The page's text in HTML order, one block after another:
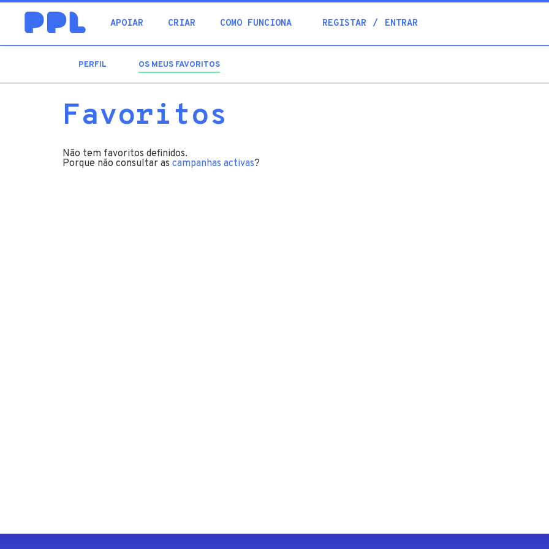
APOIAR CRIAR COMO FUNCIONA REGISTAR ENTRAR
procura
PERFIL OS MEUS FAVORITOS
Favoritos
Não tem favoritos definidos.
Porque não consultar as campanhas activas?